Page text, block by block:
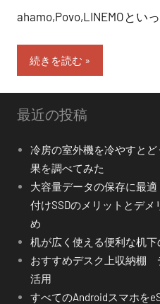
ahamo,Povo,LINEMOとい
続きを読む
最近の投稿
冷房の室外機を冷やすと
果を調べてみた
大容量データの保存に最
付けSSDのメリットとデ
め
机が広く使える便利な机下
おすすめデスク上収納棚
活用
すべてのAndroidスマホを